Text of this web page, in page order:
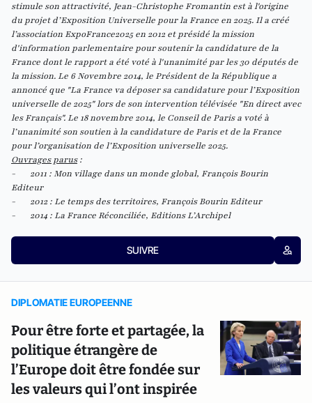
stimule son attractivité, Jean-Christophe Fromantin est à l'origine
du projet d’Exposition Universelle pour la France en 2025. Il a créé
l’association ExpoFrance2025 en 2012 et présidé la mission
d'information parlementaire pour soutenir la candidature de la
France dont le rapport a été voté à l'unanimité par les 30 députés de
la mission. Le 6 Novembre 2014, le Président de la République a
annoncé que "La France va déposer sa candidature pour l’Exposition
universelle de 2025" lors de son intervention télévisée "En direct avec
les Français". Le 18 novembre 2014, le Conseil de Paris a voté à
l’unanimité son soutien à la candidature de Paris et de la France
pour l’organisation de l’Exposition universelle 2025.
Ouvrages parus:
- 2011 : Mon village dans un monde global, François Bourin
Editeur
- 2012 : Le temps des territoires, François Bourin Editeur
- 2014 : La France Réconciliée, Editions L’Archipel
SUIVRE
DIPLOMATIE EUROPEENNE
Pour être forte et partagée, la
politique étrangère de
l’Europe doit être fondée sur
les valeurs qui l’ont inspirée